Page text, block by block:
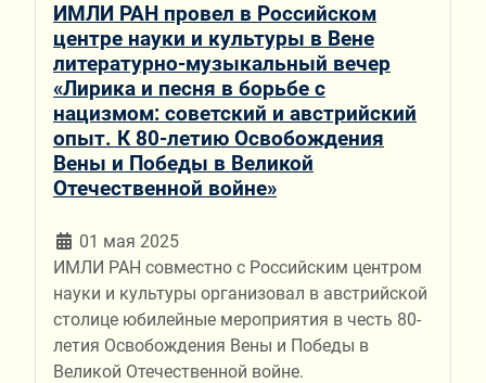
ИМЛИ РАН провел в Российском
центре науки и культуры в Вене
литературно-музыкальный вечер
«Лирика и песня в борьбе с
нацизмом: советский и австрийский
опыт. К 80-летию Освобождения
Вены и Победы в Великой
Отечественной войне»
01 мая 2025
ИМЛИ РАН совместно с Российским центром
науки и культуры организовал в австрийской
столице юбилейные мероприятия в честь 80-
летия Освобождения Вены и Победы в
Великой Отечественной войне.